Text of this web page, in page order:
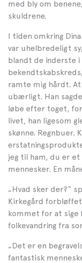
med bly om
skuldrene.
I tiden omkring
var uhelbredeligt
blandt de inderste
ramte mig hårdt.
ubærligt. Han
løbe efter toget,
livet, han ligesom
skønne. Regnbuer.
jeg til ham, du er et
mennesker. En
„Hvad sker der?“
Kirkegård
kommet for at sige
folkevandring fra
„Det er en
fantastisk